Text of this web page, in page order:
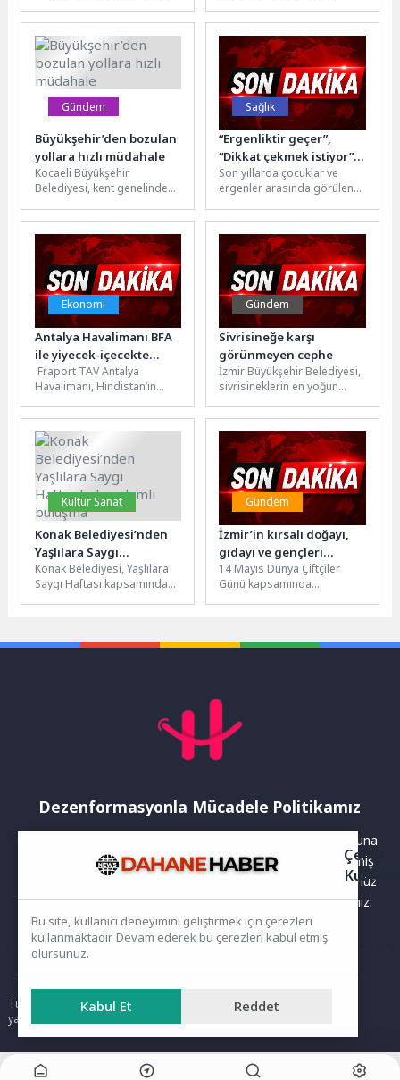
yaşamı teşvik etmek
amacıyla kadınlara yönelik...
Dönüşüm Defilesi”
düzenlendi. Öğrenciler, atık...
Gündem
Büyükşehir’den bozulan
yollara hızlı müdahale
Kocaeli Büyükşehir
Belediyesi, kent genelinde
yolları hızla onararak ulaşım
konforunu artırıyor. Bu...
Sağlık
“Ergenliktir geçer”,
“Dikkat çekmek istiyor”,
“Her çocukta olur”
demeyin!
Son yıllarda çocuklar ve
ergenler arasında görülen
zorbalığı, içe kapanma, riskli
davranışlar...
Ekonomi
Antalya Havalimanı BFA
ile yiyecek-içecekte
Avrupa’nın en iyisi
seçildi
Fraport TAV Antalya
Havalimanı, Hindistan’ın
gerçekleştirilen ve havacılık
ile seyahat perakendeciliği
sektörünün en...
Gündem
Sivrisineğe karşı
görünmeyen cephe
İzmir Büyükşehir Belediyesi,
sivrisineklerin en yoğun
inşaat sahalarında düzenli
denetim yapıyor....
Kültür Sanat
Konak Belediyesi’nden
Yaşlılara Saygı
Haftası’nda anlamlı
buluşma
Konak Belediyesi, Yaşlılara
Saygı Haftası kapsamında
Gündem
İzmir’in kırsalı doğayı,
gıdayı ve gençleri
koruyarak kalkınacak
14 Mayıs Dünya Çiftçiler
Günü kapsamında
Dezenformasyonla Mücadele Politikamız
Yayınlanan haberler doğruluk ilkesi gözetilerek hazırlanır. Buna
rağmen bazı içeriklerde eksik, hatalı veya güncelliğini yitirmiş
bilgiler bulunabilir.Yanlış veya yanıltıcı olduğunu düşündüğünüz
haberleri aşağıdaki iletişim kanallarından bize bildirebilirsiniz:
Ana Sayfa
Tüm hakları saklıdır. Sitede yer alan içerikler izinsiz kopyalanamaz,
yayımlanamaz ve kullanılamaz.
Çerez
Bu site, kullanıcı deneyimini geliştirmek için çerezleri
kullanmaktadır. Devam ederek bu çerezleri kabul etmiş
olursunuz.
Kabul Et Reddet